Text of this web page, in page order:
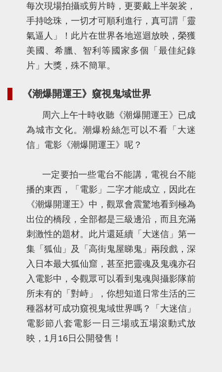
每次現場拍攝或剪片時，更要戴上半袈裟，
手持唸珠，一切才可順利進行，真可謂「靈
氣逼人」！此片在世界各地巡迴放映，榮獲
美國、希臘、智利等國家多個「最佳紀錄
片」大獎，殊不簡單。
《潮爆開運王》窺視鬼域世界
周六上午十時收聽《潮爆開運王》已成
為城市文化。潮爆粉絲怎可以不看「大迷
信」電影《潮爆開運王》呢？
一定要拍一些電台不能講，電視台不能
播的東西，「電影」二字才能成立，因此在
《潮爆開運王》中，觀眾會震驚地看到極為
出位的橋段，全部都是三級邊沿，而且充滿
刺激性的題材。此片還延續「大迷信」第一
集「狐仙」及「高街鬼屋睇鬼」兩段戲，深
入日本最大狐仙窟，甚至把靈魂及鬼魂亦召
入電影中，令觀眾可以看到鬼魂與攝影隊前
所未有的「對峙」，你想知道日常生活的三
種器材可成功窺視鬼域世界嗎？「大迷信」
電影節八套電影一日三場或五場滾動式放
映，1月16日公開發售！